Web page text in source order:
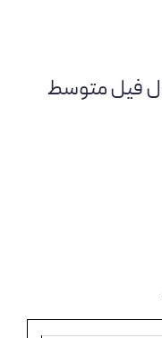
فیل متوسط